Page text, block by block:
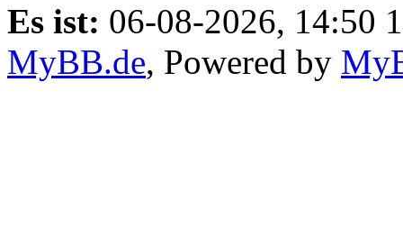
Es ist: 06-08-2026, 14:50
MyBB.de, Powered by